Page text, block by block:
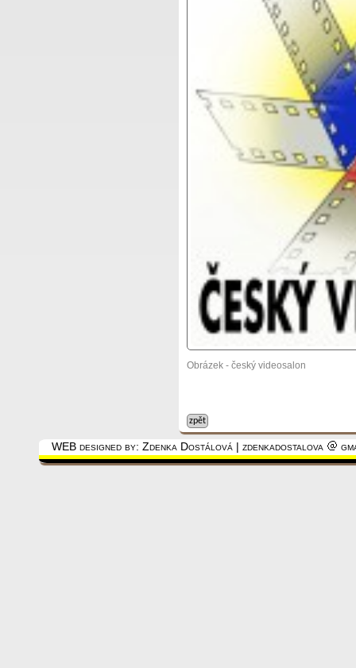
Obrázek - český videosalon
zpět
WEB designed by: Zdenka Dostálová | zdenkadostalova